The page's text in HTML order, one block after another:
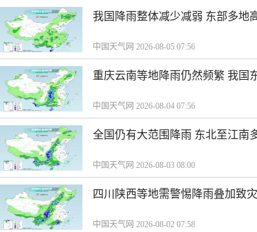
我国降雨整体减少减弱 东部多地
中国天气网 2026-08-05 07:56
重庆云南等地降雨仍然频繁 我国
中国天气网 2026-08-04 07:56
全国仍有大范围降雨 东北至江南
中国天气网 2026-08-03 08:00
四川陕西等地需警惕降雨叠加致
中国天气网 2026-08-02 07:58